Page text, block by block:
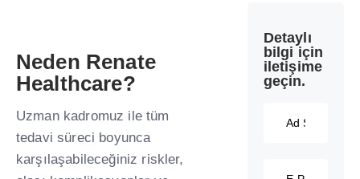
Neden Renate
Healthcare?
Uzman kadromuz ile tüm
tedavi süreci boyunca
karşılaşabileceğiniz riskler,
Detaylı
bilgi için
iletişime
geçin.